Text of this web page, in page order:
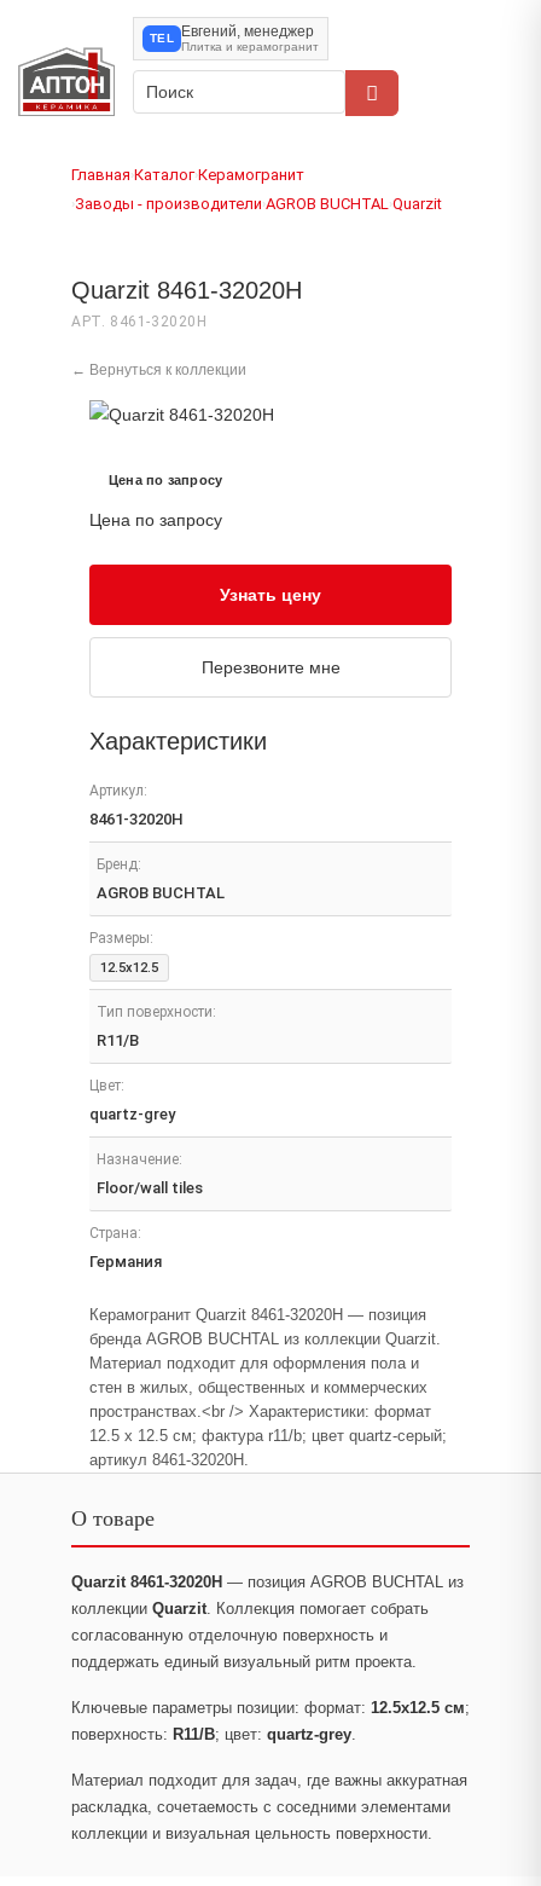
TEL Евгений, менеджер
Плитка и керамогранит
Главная›Каталог›Керамогранит
›Заводы - производители›AGROB BUCHTAL›Quarzit
Quarzit 8461-32020H
АРТ. 8461-32020H
← Вернуться к коллекции
Цена по запросу
Цена по запросу
Узнать цену
Перезвоните мне
Характеристики
Артикул:
8461-32020H
Бренд:
AGROB BUCHTAL
Размеры:
12.5x12.5
Тип поверхности:
R11/B
Цвет:
quartz-grey
Назначение:
Floor/wall tiles
Страна:
Германия
Керамогранит Quarzit 8461-32020H — позиция
бренда AGROB BUCHTAL из коллекции Quarzit.
Материал подходит для оформления пола и
стен в жилых, общественных и коммерческих
пространствах.<br /> Характеристики: формат
12.5 x 12.5 см; фактура r11/b; цвет quartz-серый;
артикул 8461-32020H.
О товаре
Quarzit 8461-32020H — позиция AGROB BUCHTAL из
коллекции Quarzit. Коллекция помогает собрать
согласованную отделочную поверхность и
поддержать единый визуальный ритм проекта.
Ключевые параметры позиции: формат: 12.5x12.5 см;
поверхность: R11/B; цвет: quartz-grey.
Материал подходит для задач, где важны аккуратная
раскладка, сочетаемость с соседними элементами
коллекции и визуальная цельность поверхности.